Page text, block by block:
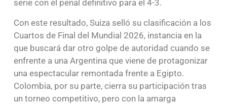
serie con el penal definitivo para el 4-3.
Con este resultado, Suiza selló su clasificación a los
Cuartos de Final del Mundial 2026, instancia en la
que buscará dar otro golpe de autoridad cuando se
enfrente a una Argentina que viene de protagonizar
una espectacular remontada frente a Egipto.
Colombia, por su parte, cierra su participación tras
un torneo competitivo, pero con la amarga